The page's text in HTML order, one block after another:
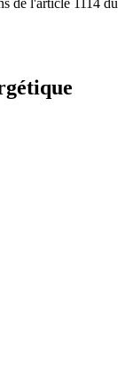
de l'article 1114 du